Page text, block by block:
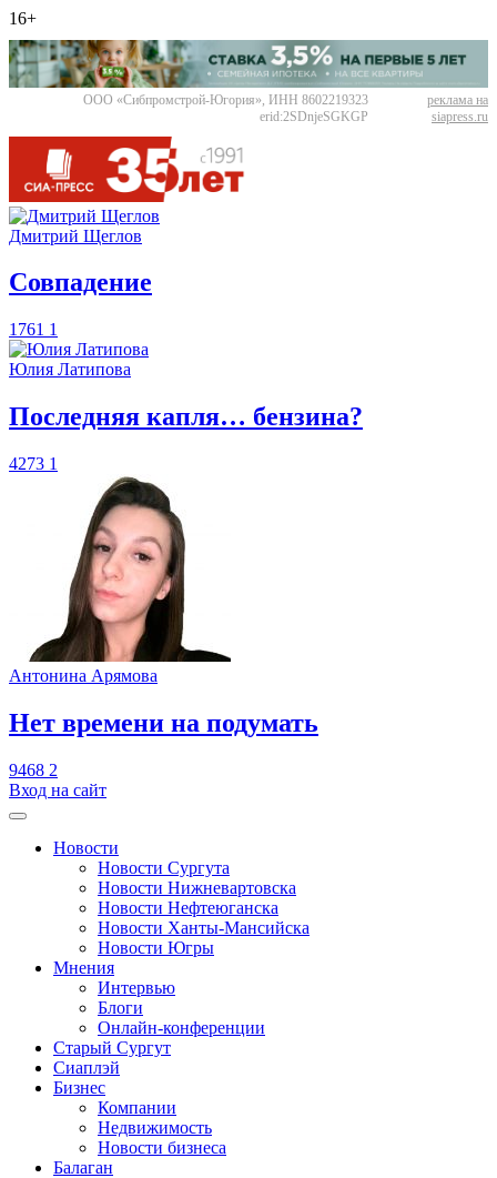
16+
ООО «Сибпромстрой-Югория», ИНН 8602219323
erid:2SDnjeSGKGP
реклама на
siapress.ru
Дмитрий Щеглов
​Совпадение
1761 1
Юлия Латипова
​Последняя капля… бензина?
4273 1
Антонина Арямова
​Нет времени на подумать
9468 2
Вход на сайт
Новости
Новости Сургута
Новости Нижневартовска
Новости Нефтеюганска
Новости Ханты-Мансийска
Новости Югры
Мнения
Интервью
Блоги
Онлайн-конференции
Старый Сургут
Сиаплэй
Бизнес
Компании
Недвижимость
Новости бизнеса
Балаган